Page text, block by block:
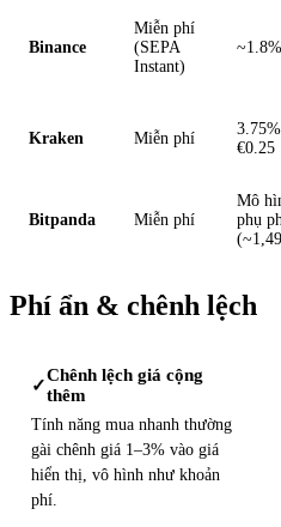
Binance
Miễn phí
(SEPA
Instant)
~1.8%
Kraken Miễn phí
€0.25
Bitpanda Miễn phí
Mô
phụ
Phí ẩn & chênh lệch
✓
Chênh lệch giá cộng
thêm
Tính năng mua nhanh thường
gài chênh giá 1–3% vào giá
hiển thị, vô hình như khoản
phí.